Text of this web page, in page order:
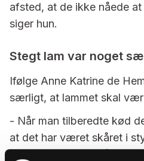
afsted, at de ikke nåede
siger hun.
Stegt lam var noget
Ifølge Anne Katrine de
særligt, at lammet skal
- Når man tilberedte kød
at det har været skåret i